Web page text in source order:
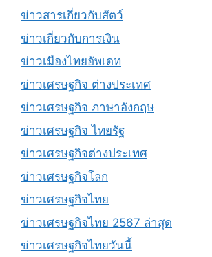
ข่าวสารเกี่ยวกับสัตว์
ข่าวเกี่ยวกับการเงิน
ข่าวเมืองไทยอัพเดท
ข่าวเศรษฐกิจ ต่างประเทศ
ข่าวเศรษฐกิจ ภาษาอังกฤษ
ข่าวเศรษฐกิจ ไทยรัฐ
ข่าวเศรษฐกิจต่างประเทศ
ข่าวเศรษฐกิจโลก
ข่าวเศรษฐกิจไทย
ข่าวเศรษฐกิจไทย 2567 ล่าสุด
ข่าวเศรษฐกิจไทยวันนี้